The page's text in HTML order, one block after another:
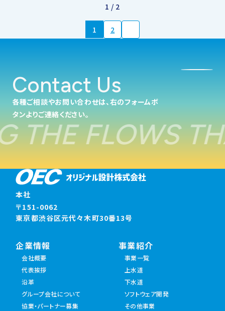
1 / 2
1 2
Contact Us
各種ご相談やお問い合わせは、右のフォームボ
タンよりご連絡ください。
THE FLOWS
本社
〒151-0062
東京都渋谷区元代々木町30番13号
企業情報
会社概要
代表挨拶
沿革
グループ会社について
協業・パートナー募集
事業紹介
事業一覧
上水道
下水道
ソフトウェア開発
その他事業